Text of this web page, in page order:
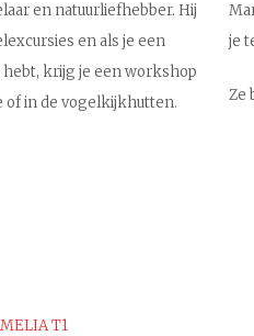
en natuurliefhebber. Hij
en als je een
krijg je een workshop
of in de vogelkijkhutten.
je
Ze
T1